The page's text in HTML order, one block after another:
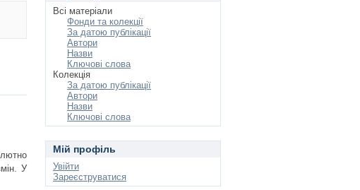
У
Всі матеріали
Фонди та колекції
За датою публікації
Автори
Назви
Ключові слова
Колекція
За датою публікації
Автори
Назви
Ключові слова
Мій профіль
Увійти
Зареєструватися